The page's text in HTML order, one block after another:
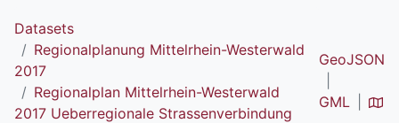
Datasets
Regionalplanung Mittelrhein-Westerwald
2017
Regionalplan Mittelrhein-Westerwald
2017 Ueberregionale Strassenverbindung
GeoJSON
GML